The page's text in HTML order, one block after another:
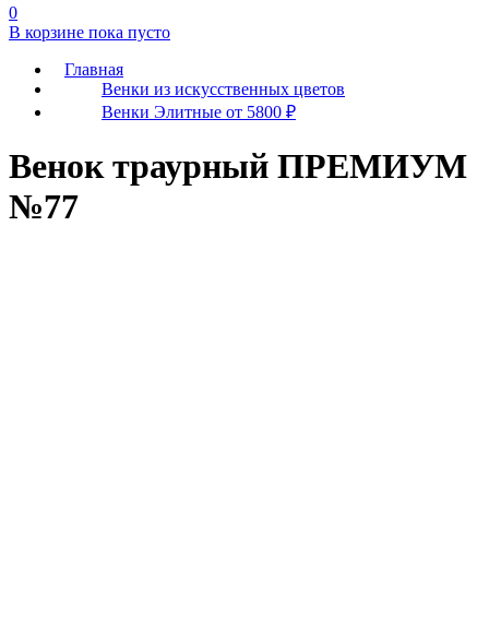
0
В корзине пока пусто
Главная
Венки из искусственных цветов
Венки Элитные от 5800 ₽
Венок траурный ПРЕМИУМ
№77